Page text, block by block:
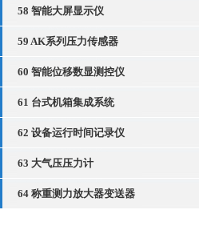
58 智能大屏显示仪
59 AK系列压力传感器
60 智能位移数显测控仪
61 台式机箱集成系统
62 设备运行时间记录仪
63 大气压压力计
64 称重测力放大器变送器